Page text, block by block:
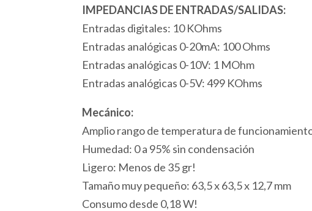
IMPEDANCIAS DE ENTRADAS/SALIDAS:
Entradas digitales: 10 KOhms
Entradas analógicas 0-20mA: 100 Ohms
Entradas analógicas 0-10V: 1 MOhm
Entradas analógicas 0-5V: 499 KOhms
Mecánico:
Amplio rango de temperatura de
Humedad: 0 a 95% sin condensación
Ligero: Menos de 35 gr!
Tamaño muy pequeño: 63,5 x 63,5 x 12,7 mm
Consumo desde 0,18 W!